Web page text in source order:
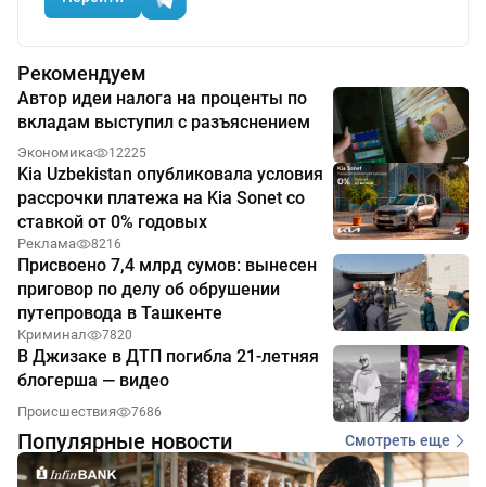
Рекомендуем
Автор идеи налога на проценты по
вкладам выступил с разъяснением
Экономика 12225
Kia Uzbekistan опубликовала условия
рассрочки платежа на Kia Sonet со
ставкой от 0% годовых
Реклама 8216
Присвоено 7,4 млрд сумов: вынесен
приговор по делу об обрушении
путепровода в Ташкенте
Криминал 7820
В Джизаке в ДТП погибла 21-летняя
блогерша — видео
Происшествия 7686
Популярные новости Смотреть еще